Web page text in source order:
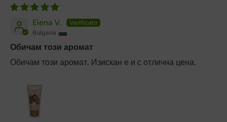
Elena V.
Bulgaria
Обичам този аромат
Обичам този аромат. Изискан е и с отлична цена.